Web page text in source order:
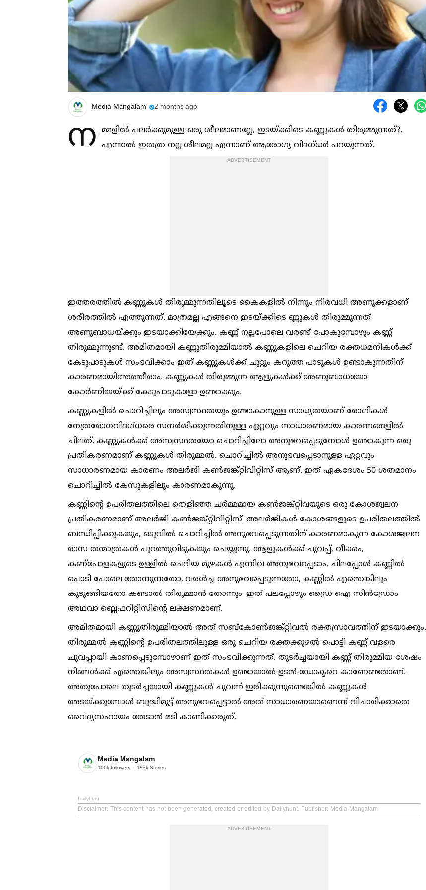
Media Mangalam 2 months ago
ന മ്മളില്‍ പലർക്കുമുള്ള ഒരു ശീലമാണല്ലേ, ഇടയ്ക്കിടെ കണ്ണുകള്‍ തിരുമ്മുന്നത്?.
എന്നാല്‍ ഇതത്ര നല്ല ശീലമല്ല എന്നാണ് ആരോഗ്യ വിദഗ്ധർ പറയുന്നത്.
ADVERTISEMENT
ഇത്തരത്തില്‍ കണ്ണുകള്‍ തിരുമ്മുന്നതിലൂടെ കൈകളില്‍ നിന്നും നിരവധി അണുക്കളാണ്
ശരീരത്തില്‍ എത്തുന്നത്. മാത്രമല്ല എങ്ങനെ ഇടയ്ക്കിടെ ണ്ണുകള്‍ തിരുമ്മുന്നത്
അണുബാധയ്ക്കും ഇടയാക്കിയേക്കും. കണ്ണ് നല്ലപോലെ വരണ്ട് പോകുമ്പോഴും കണ്ണ്
തിരുമ്മുന്നുണ്ട്. അമിതമായി കണ്ണുതിരുമ്മിയാല്‍ കണ്ണുകളിലെ ചെറിയ രക്തധമനികള്‍ക്ക്
കേടുപാടുകള്‍ സംഭവിക്കാം ഇത് കണ്ണുകള്‍ക്ക് ചുറ്റും കറുത്ത പാടുകള്‍ ഉണ്ടാകുന്നതിന്
കാരണമായിത്തത്തീരാം. കണ്ണുകള്‍ തിരുമ്മുന്ന ആളുകള്‍ക്ക് അണുബാധയോ
കോർണിയയ്ക്ക് കേടുപാടുകളോ ഉണ്ടാക്കും.
കണ്ണുകളില്‍ ചൊറിച്ചിലും അസ്വസ്ഥതയും ഉണ്ടാകാനുള്ള സാധ്യതയാണ് രോഗികള്‍
നേത്രരോഗവിദഗ്ദ്ധരെ സന്ദർശിക്കുന്നതിനുള്ള ഏറ്റവും സാധാരണമായ കാരണങ്ങളില്‍
ചിലത്. കണ്ണുകള്‍ക്ക് അസ്വസ്ഥതയോ ചൊറിച്ചിലോ അനുഭവപ്പെടുമ്പോള്‍ ഉണ്ടാകുന്ന ഒരു
പ്രതികരണമാണ് കണ്ണുകള്‍ തിരുമ്മല്‍. ചൊറിച്ചില്‍ അനുഭവപ്പെടാനുള്ള ഏറ്റവും
സാധാരണമായ കാരണം അലർജി കണ്‍ജങ്ക്റ്റിവിറ്റിസ് ആണ്. ഇത് ഏകദേശം 50 ശതമാനം
ചൊറിച്ചില്‍ കേസുകളിലും കാരണമാകുന്നു.
കണ്ണിന്റെ ഉപരിതലത്തിലെ തെളിഞ്ഞ ചർമ്മമായ കണ്‍ജങ്ക്റ്റിവയുടെ ഒരു കോശജ്വലന
പ്രതികരണമാണ് അലർജി കണ്‍ജങ്ക്റ്റിവിറ്റിസ്. അലർജികള്‍ കോശങ്ങളുടെ ഉപരിതലത്തില്‍
ബന്ധിപ്പിക്കുകയും, ഒടുവില്‍ ചൊറിച്ചില്‍ അനുഭവപ്പെടുന്നതിന് കാരണമാകുന്ന കോശജ്വലന
രാസ തന്മാത്രകള്‍ പുറത്തുവിടുകയും ചെയ്യുന്നു. ആളുകള്‍ക്ക് ചുവപ്പ്, വീക്കം,
കണ്പോളകളുടെ ഉള്ളില്‍ ചെറിയ മുഴകള്‍ എന്നിവ അനുഭവപ്പെടാം. ചിലപ്പോള്‍ കണ്ണില്‍
പൊടി പോലെ തോന്നുന്നതോ, വരള്‍ച്ച അനുഭവപ്പെടുന്നതോ, കണ്ണില്‍ എന്തെങ്കിലും
കുടുങ്ങിയതോ കണ്ടാല്‍ തിരുമ്മാൻ തോന്നും. ഇത് പലപ്പോഴും ഡ്രൈ ഐ സിൻഡ്രോം
അഥവാ ബ്ലെഫറിറ്റിസിന്റെ ലക്ഷണമാണ്.
അമിതമായി കണ്ണുതിരുമ്മിയാല്‍ അത് സബ്കോണ്‍ജങ്ക്റ്റിവല്‍ രക്തസ്രാവത്തിന് ഇടയാക്കും.
തിരുമ്മല്‍ കണ്ണിന്റെ ഉപരിതലത്തിലുള്ള ഒരു ചെറിയ രക്തക്കുഴല്‍ പൊട്ടി കണ്ണ് വളരെ
ചുവപ്പായി കാണപ്പെടുമ്പോഴാണ് ഇത് സംഭവിക്കുന്നത്. തുടർച്ചയായി കണ്ണ് തിരുമ്മിയ ശേഷം
നിങ്ങള്‍ക്ക് എന്തെങ്കിലും അസ്വസ്ഥതകള്‍ ഉണ്ടായാല്‍ ഉടൻ ഡോക്ടറെ കാണേണ്ടതാണ്.
അതുപോലെ തുടർച്ചയായി കണ്ണുകള്‍ ചുവന്ന് ഇരിക്കുന്നുണ്ടെങ്കില്‍ കണ്ണുകള്‍
അടയ്ക്കുമ്പോള്‍ ബുദ്ധിമുട്ട് അനുഭവപ്പെട്ടാല്‍ അത് സാധാരണയാണെന്ന് വിചാരിക്കാതെ
വൈദ്യസഹായം തേടാൻ മടി കാണിക്കരുത്.
Media Mangalam
100k followers 193k Stories
Dailyhunt
Disclaimer: This content has not been generated, created or edited by Dailyhunt. Publisher: Media Mangalam
ADVERTISEMENT